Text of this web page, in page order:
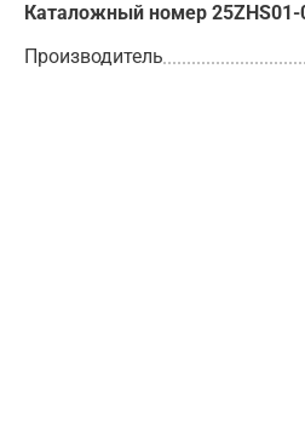
Каталожный номер
Производитель